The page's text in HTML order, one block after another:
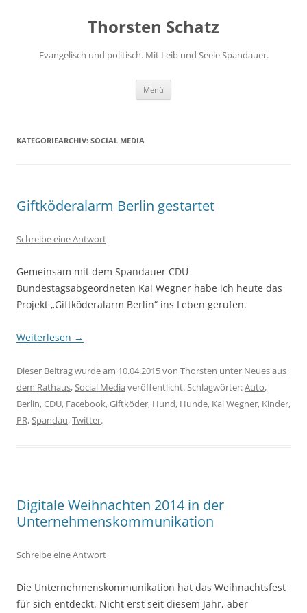
Thorsten Schatz
Evangelisch und politisch. Mit Leib und Seele Spandauer.
Menü
KATEGORIEARCHIV: SOCIAL MEDIA
Giftköderalarm Berlin gestartet
Schreibe eine Antwort
Gemeinsam mit dem Spandauer CDU-
Bundestagsabgeordneten Kai Wegner habe ich heute das
Projekt „Giftköderalarm Berlin“ ins Leben gerufen.
Weiterlesen →
Dieser Beitrag wurde am 10.04.2015von Thorsten unter Neues aus
dem Rathaus,Social Media veröffentlicht. Schlagwörter:Auto,
Berlin,CDU, Facebook,Giftköder, Hund, Hunde, Kai Wegner, Kinder,
PR,Spandau,Twitter.
Digitale Weihnachten 2014 in der
Unternehmenskommunikation
Schreibe eine Antwort
Die Unternehmenskommunikation hat das Weihnachtsfest
für sich entdeckt. Nicht erst seit diesem Jahr, aber